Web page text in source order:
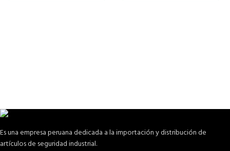
Es una empresa peruana dedicada a la importación y distribución de
artículos de seguridad industrial.